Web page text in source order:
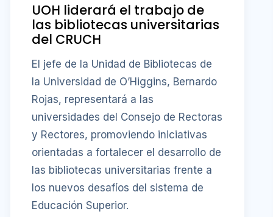
UOH liderará el trabajo de
las bibliotecas universitarias
del CRUCH
El jefe de la Unidad de Bibliotecas de
la Universidad de O’Higgins, Bernardo
Rojas, representará a las
universidades del Consejo de Rectoras
y Rectores, promoviendo iniciativas
orientadas a fortalecer el desarrollo de
las bibliotecas universitarias frente a
los nuevos desafíos del sistema de
Educación Superior.